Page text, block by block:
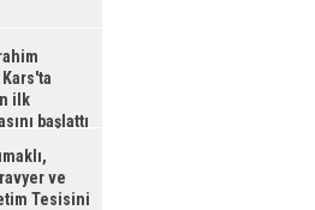
ilk
başlattı
ve
Tesisini